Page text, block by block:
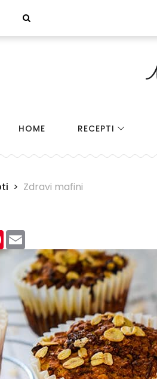
HOME RECEPTI
Zdravi mafini
Pinterest